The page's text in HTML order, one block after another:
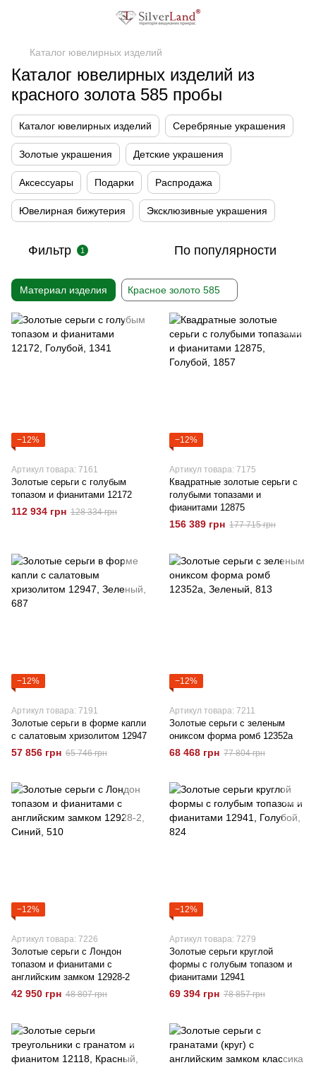
Каталог ювелирных изделий
Каталог ювелирных изделий из
красного золота 585 пробы
Каталог ювелирных изделий Серебряные украшения
Золотые украшения Детские украшения
Аксессуары Подарки Распродажа
Ювелирная бижутерия Эксклюзивные украшения
Фильтр 1 По популярности
Материал изделия Красное золото 585
−12%
Артикул товара: 7161
Золотые серьги с голубым
топазом и фианитами 12172
112 934 грн 128 334 грн
−12%
Артикул товара: 7175
Квадратные золотые серьги с
голубыми топазами и
фианитами 12875
156 389 грн 177 715 грн
−12%
Артикул товара: 7191
Золотые серьги в форме капли
с салатовым хризолитом 12947
57 856 грн 65 746 грн
−12%
Артикул товара: 7211
Золотые серьги с зеленым
ониксом форма ромб 12352а
68 468 грн 77 804 грн
−12%
Артикул товара: 7226
Золотые серьги с Лондон
топазом и фианитами с
английским замком 12928-2
42 950 грн 48 807 грн
−12%
Артикул товара: 7279
Золотые серьги круглой
формы с голубым топазом и
фианитами 12941
69 394 грн 78 857 грн